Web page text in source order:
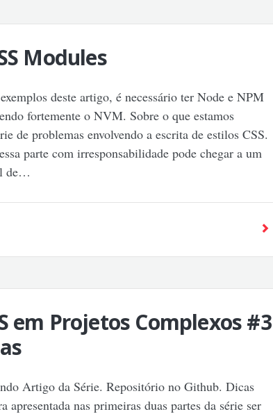
Modules
deste artigo, é necessário ter Node e NPM
fortemente o NVM. Sobre o que estamos
de problemas envolvendo a escrita de estilos CSS.
parte com irresponsabilidade pode chegar a um
de…
em Projetos Complexos #3
Artigo da Série. Repositório no Github. Dicas
apresentada nas primeiras duas partes da série ser